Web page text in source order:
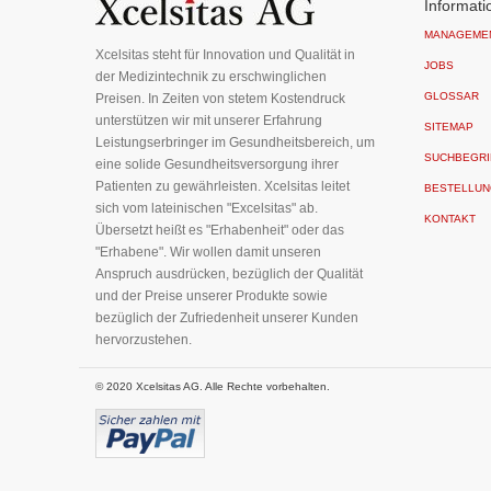
unseren
Newsletter
an:
Xcelsitas steht für Innovation und Qualität in
der Medizintechnik zu erschwinglichen
Preisen. In Zeiten von stetem Kostendruck
unterstützen wir mit unserer Erfahrung
Leistungserbringer im Gesundheitsbereich, um
eine solide Gesundheitsversorgung ihrer
Patienten zu gewährleisten. Xcelsitas leitet
sich vom lateinischen "Excelsitas" ab.
Übersetzt heißt es "Erhabenheit" oder das
"Erhabene". Wir wollen damit unseren
Anspruch ausdrücken, bezüglich der Qualität
und der Preise unserer Produkte sowie
bezüglich der Zufriedenheit unserer Kunden
hervorzustehen.
JOBS
GLOSSAR
SITEMAP
KONTAKT
© 2020 Xcelsitas AG. Alle Rechte vorbehalten.